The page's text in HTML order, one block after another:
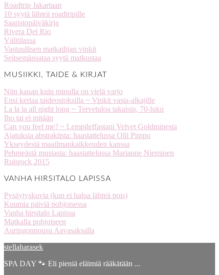
Roadtrip Jakartaan
10 syytä lähteä roadtripille
Saaristopäiväkirja
Rivera Del Rio
Välitilassa
Vastuullisen matkailijan vinkit
Seitsemänsataa syytä matkustaa
MUSIIKKI, TAIDE & KIRJAT
Niin kauan kuin minulla on vielä varjo
Ensi kertaa taideostoksilla ~ Vinkit vasta-alkajille
La la la all night long ~ Tervetuloa takaisin, 70-luku
Iho tai ei mitään
Can you feel me? ~ Lempileffastani Velvet Goldminesta
Ajatuksia abstraktista: haastattelussa Olli Piippo
Ykseydestä maailmankaikkeuden kanssa
Pehmeästä mustasta: haastattelussa Marianne Nieminen
Ruisrock 2015
VANHA HIRSITALO LAPISSA
Pysäytyskuvia (kun ei halua lähteä pois)
Kuumia päiviä pohjoisessa
Vanha hirsitalo Lapissa
Matkalla pohjoiseen
Auringonnousu Aavasaksalla
stellaharasek
SPA DAY 🐾 Eli pieniä eläimiä rääkätään ...